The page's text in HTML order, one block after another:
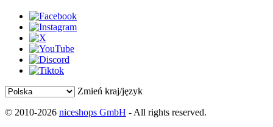
Zmień kraj/język
© 2010-2026 niceshops GmbH - All rights reserved.